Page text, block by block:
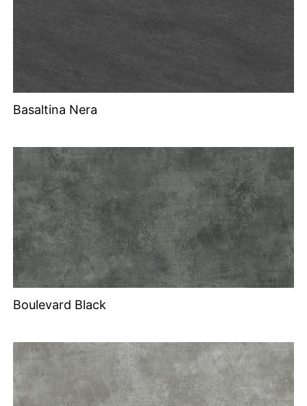
Basaltina Nera
Boulevard Black